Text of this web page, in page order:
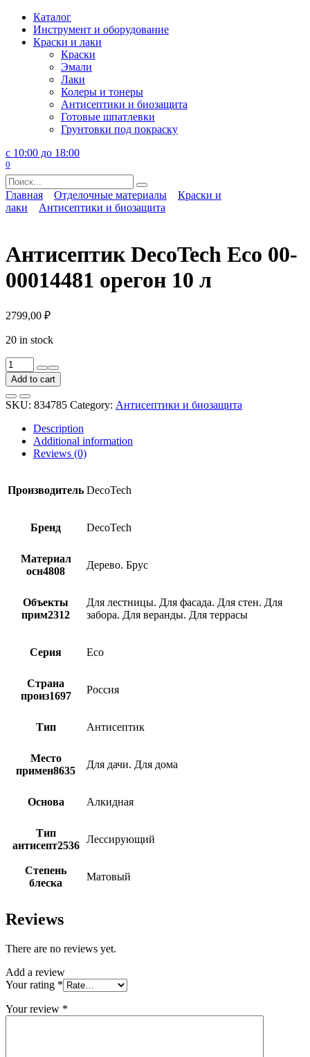
Перейти
содержанию
Каталог
Инструмент и оборудование
Краски и лаки
Краски
Эмали
Лаки
Колеры и тонеры
Антисептики и биозащита
Готовые шпатлевки
Грунтовки под покраску
с 10:00 до 18:00
0
Search
for:
Главная Отделочные материалы
Краски и
лаки
Антисептики и биозащита
Антисептик DecoTech Eco 00-
00014481 орегон 10 л
2799,00 ₽
20 in stock
Антисептик
DecoTech
Eco
00-
00014481
орегон
quantity
Add to cart
SKU: 834785 Category: Антисептики и биозащита
Description
Additional information
Reviews (0)
Производитель DecoTech
Бренд DecoTech
Материал
осн4808
Дерево. Брус
Объекты
прим2312
Для лестницы. Для фасада. Для стен. Для
забора. Для веранды. Для террасы
Серия Eco
Страна
произ1697
Россия
Тип Антисептик
Место
примен8635
Для дачи. Для дома
Основа Алкидная
Тип
антисепт2536
Лессирующий
Степень
блеска
Матовый
Reviews
There are no reviews yet.
Add a review
Your rating *
Your review *